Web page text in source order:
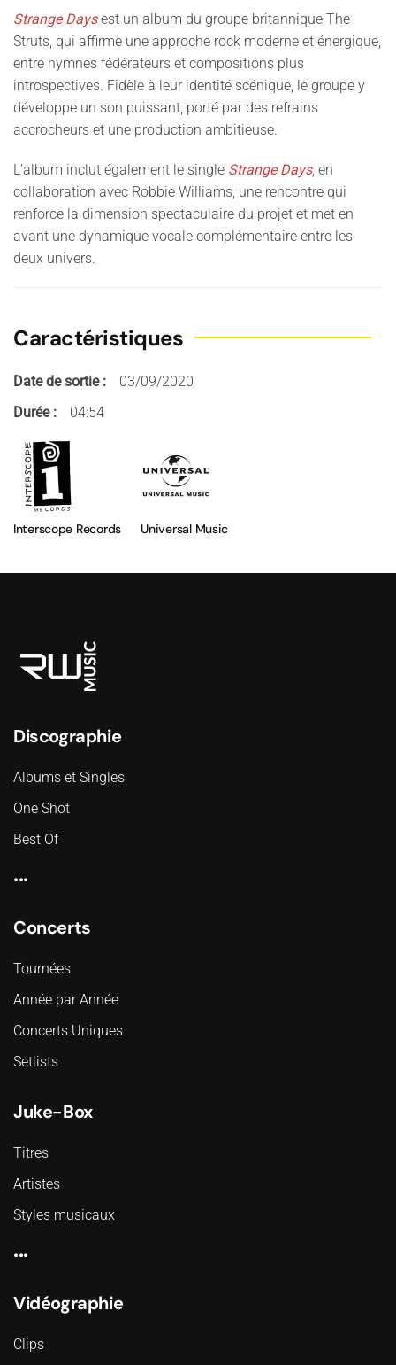
Strange Daysest un album du groupe britannique The
Struts, qui affirme une approche rock moderne et énergique,
entre hymnes fédérateurs et compositions plus
introspectives. Fidèle à leur identité scénique, le groupe y
développe un son puissant, porté par des refrains
accrocheurs et une production ambitieuse.
L’album inclut également le single Strange Days, en
collaboration avec Robbie Williams, une rencontre qui
renforce la dimension spectaculaire du projet et met en
avant une dynamique vocale complémentaire entre les
deux univers.
Caractéristiques
Date de sortie :
03/09/2020
Durée :
04:54
Interscope Records Universal Music
Discographie
Albums et Singles
One Shot
Best Of
...
Concerts
Tournées
Année par Année
Concerts Uniques
Setlists
Juke-Box
Titres
Artistes
Styles musicaux
...
Vidéographie
Clips